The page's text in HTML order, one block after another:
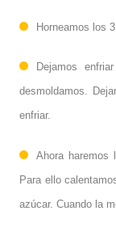
Horneamos los
Dejamos
desmoldamos.
enfriar.
Ahora haremos
Para ello
azúcar. Cuando la